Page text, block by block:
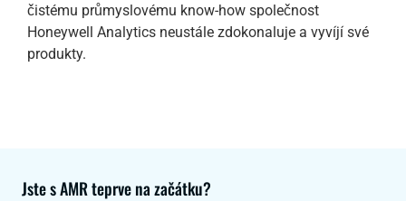
čistému průmyslovému know-how společnost
Honeywell Analytics neustále zdokonaluje a vyvíjí své
produkty.
Jste s AMR teprve na začátku?